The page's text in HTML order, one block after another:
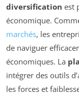
diversification est
économique.
marchés, les
de naviguer
économiques. La
intégrer des outils
les forces et